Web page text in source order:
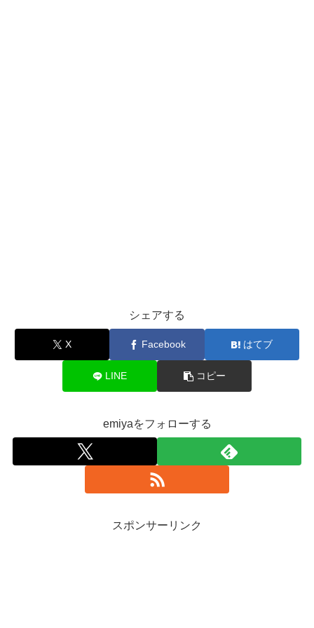
シェアする
X Facebook はてブ
LINE コピー
emiyaをフォローする
スポンサーリンク